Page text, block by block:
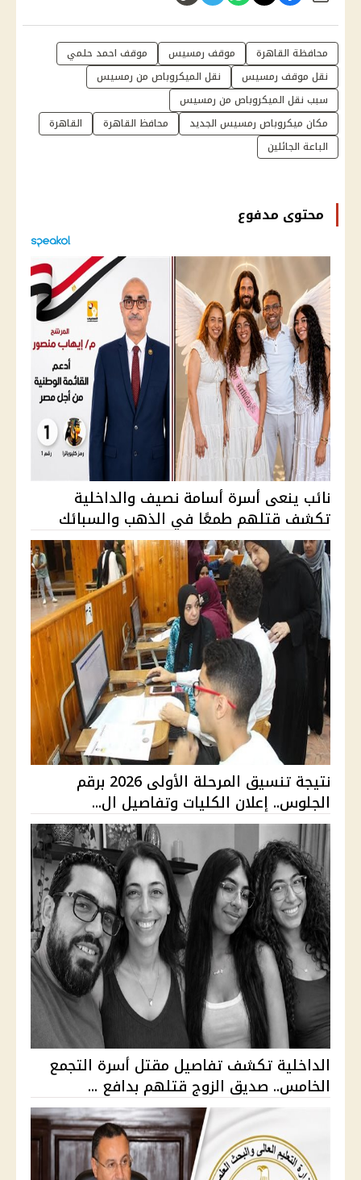
محافظة القاهرة موقف رمسيس
موقف احمد حلمي
نقل موقف رمسيس
نقل الميكروباص من رمسيس
سبب نقل الميكروباص من رمسيس
مكان ميكروباص رمسيس الجديد
محافظ القاهرة
القاهرة
الباعة الجائلين
محتوى مدفوع
نائب ينعى أسرة أسامة نصيف والداخلية
تكشف قتلهم طمعًا في الذهب والسبائك
نتيجة تنسيق المرحلة الأولى 2026 برقم
الجلوس.. إعلان الكليات وتفاصيل ال...
الداخلية تكشف تفاصيل مقتل أسرة التجمع
الخامس.. صديق الزوج قتلهم بدافع ...